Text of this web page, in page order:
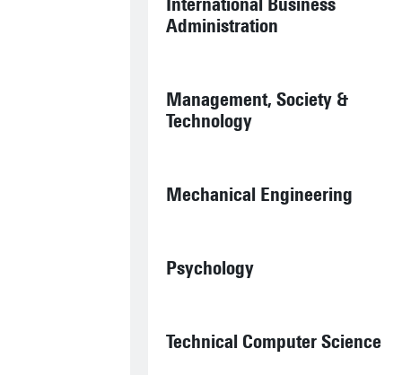
Administration
Management, Society &
Technology
Mechanical Engineering
Psychology
Technical Computer Science